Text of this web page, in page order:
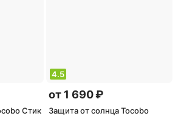
Стик
4.5
от 1 690 ₽
Защита от солнца Tocobo